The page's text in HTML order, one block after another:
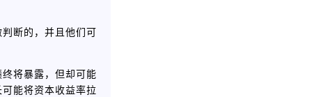
断的，并且他们可
将暴露，但却可能
能将资本收益率拉